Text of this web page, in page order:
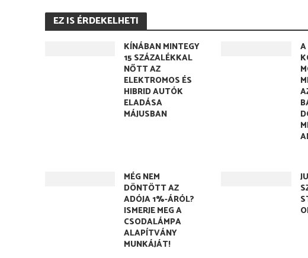
EZ IS ÉRDEKELHETI
KÍNÁBAN MINTEGY
15 SZÁZALÉKKAL
NŐTT AZ
ELEKTROMOS ÉS
HIBRID AUTÓK
ELADÁSA
MÁJUSBAN
A
MÉG NEM
DÖNTÖTT AZ
ADÓJA 1%-ÁRÓL?
ISMERJE MEG A
CSODALÁMPA
ALAPÍTVÁNY
MUNKÁJÁT!